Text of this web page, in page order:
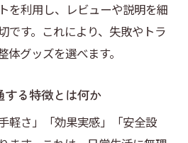
やパチン器具の特徴を知る
具の使い方と効果の違い
使う際の注意点とポイント
を利用し、レビューや説明を細
です。これにより、失敗やトラ
グッズを選べます。
する特徴とは何か
軽さ」「効果実感」「安全設